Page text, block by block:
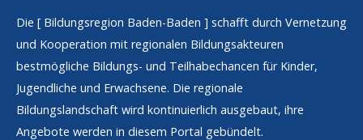
Die [ Bildungsregion Baden-Baden ] schafft durch Vernetzung
und Kooperation mit regionalen Bildungsakteuren
bestmögliche Bildungs- und Teilhabechancen für Kinder,
Jugendliche und Erwachsene. Die regionale
Bildungslandschaft wird kontinuierlich ausgebaut, ihre
Angebote werden in diesem Portal gebündelt.